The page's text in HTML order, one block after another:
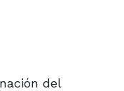
del